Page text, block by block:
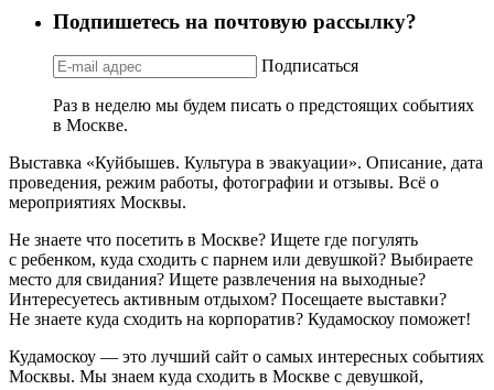
Подпишетесь на почтовую рассылку?
Подписаться
Раз в неделю мы будем писать о предстоящих событиях
в Москве.
Выставка «Куйбышев. Культура в эвакуации». Описание, дата
проведения, режим работы, фотографии и отзывы. Всё о
мероприятиях Москвы.
Не знаете что посетить в Москве? Ищете где погулять
с ребенком, куда сходить с парнем или девушкой? Выбираете
место для свидания? Ищете развлечения на выходные?
Интересуетесь активным отдыхом? Посещаете выставки?
Не знаете куда сходить на корпоратив? Кудамоскоу поможет!
Кудамоскоу — это лучший сайт о самых интересных событиях
Москвы. Мы знаем куда сходить в Москве с девушкой,